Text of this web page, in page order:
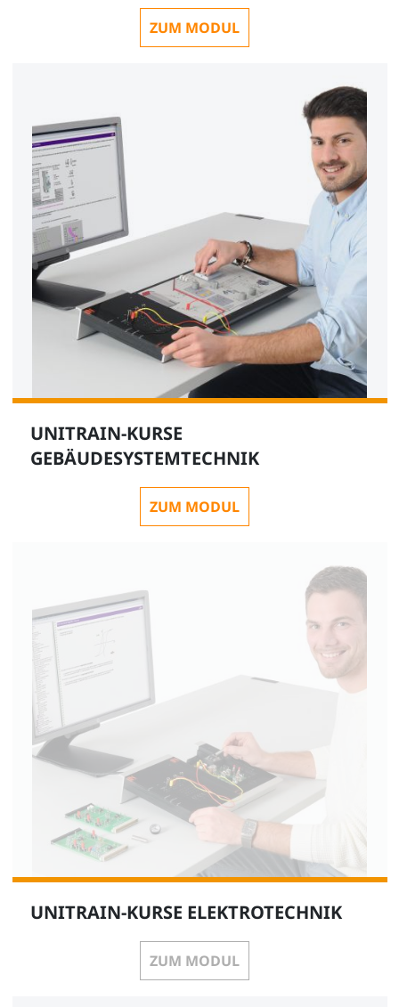
ZUM MODUL
UNITRAIN-KURSE
GEBÄUDESYSTEMTECHNIK
ZUM MODUL
UNITRAIN-KURSE ELEKTROTECHNIK
ZUM MODUL